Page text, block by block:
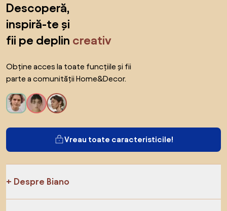
Descoperă,
inspiră-te și
fii pe deplin creativ
Obține acces la toate funcțiile și fii
parte a comunității Home&Decor.
Vreau toate caracteristicile!
Despre Biano